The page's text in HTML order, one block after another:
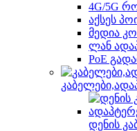
4G/5G
აქსეს
მედია
ლან
PoE
დენის